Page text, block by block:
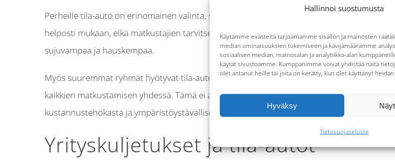
Hallinnoi suostumusta
Käytämme evästeitä tarjoamamme sisällön ja mainosten
median ominaisuuksien tukemiseen ja kävijämäärämme
sosiaalisen median, mainosalan ja analytiikka-alan
käytät sivustoamme. Kumppanimme voivat yhdistää näitä
olet antanut heille tai joita on kerätty, kun olet käyttänyt heidän
Hyväksy
Tietosuojaseloste
Perheille tila-auto on erinomainen valinta, sillä se tarjoaa runsaasti tilaa lapsille ja
helposti mukaan, eikä matkustajien tarvitse tinkiä mukavuudesta. Tila-autossa kaikki
sujuvampaa ja hauskempaa.
Myös suuremmat ryhmät hyötyvät tila-auton käytöstä. Olipa kyseessä sitten
kaikkien matkustamisen yhdessä. Tämä ei ainoastaan lisää matkustusmukavuutta, vaan
kustannustehokasta ja ympäristöystävällisempää.
Yrityskuljetukset ja tila-autot